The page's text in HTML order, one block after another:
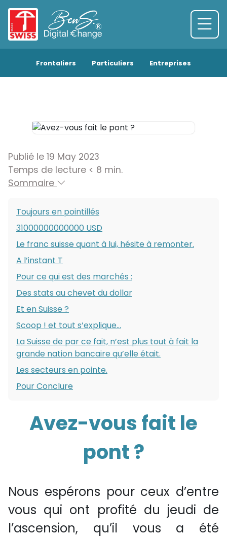
Frontaliers Particuliers Entreprises
Publié le 19 May 2023
Temps de lecture < 8 min.
Sommaire
Toujours en pointillés
31000000000000 USD
Le franc suisse quant à lui, hésite à remonter.
A l’instant T
Pour ce qui est des marchés :
Des stats au chevet du dollar
Et en Suisse ?
Scoop ! et tout s’explique…
La Suisse de par ce fait, n’est plus tout à fait la
grande nation bancaire qu’elle était.
Les secteurs en pointe.
Pour Conclure
Avez-vous fait le
pont ?
Nous espérons pour ceux d’entre
vous qui ont profité du jeudi de
l’ascension, qu’il vous a été